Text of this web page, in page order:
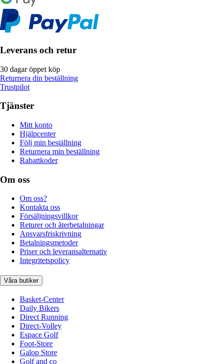
Leverans och retur
30 dagar öppet köp
Returnera din beställning
Trustpilot
Tjänster
Mitt konto
Hjälpcenter
Följ min beställning
Returnera min beställning
Rabattkoder
Om oss
Om oss?
Kontakta oss
Försäljningsvillkor
Returer och återbetalningar
Ansvarsfriskrivning
Betalningsmetoder
Priser och leveransalternativ
Integritetspolicy
Våra butiker
Basket-Center
Daily Bikers
Direct Running
Direct-Volley
Espace Golf
Foot-Store
Galop Store
Golf and co